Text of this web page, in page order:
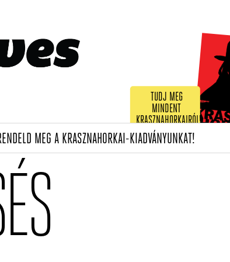
TUDJ MEG
MINDENT
KRASZNAHORKAIRÓL!
MEG A KRASZNAHORKAI-KIADVÁNYUNKAT!(CURRENT)